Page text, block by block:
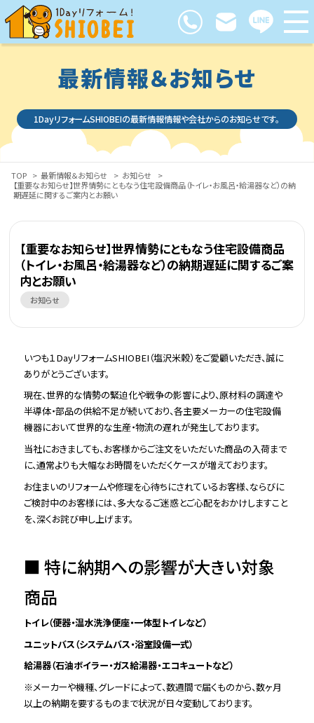
最新情報＆お知らせ
1DayリフォームSHIOBEIの最新情報情報や会社からのお知らせです。
TOP > 最新情報＆お知らせ > お知らせ
>
【重要なお知らせ】世界情勢にともなう住宅設備商品（トイレ・お風呂・給湯器など）の納
期遅延に関するご案内とお願い
【重要なお知らせ】世界情勢にともなう住宅設備商品
（トイレ・お風呂・給湯器など）の納期遅延に関するご案
内とお願い
お知らせ
いつも１DayリフォームSHIOBEI（塩沢米穀）をご愛顧いただき、誠に
ありがとうございます。
現在、世界的な情勢の緊迫化や戦争の影響により、原材料の調達や
半導体・部品の供給不足が続いており、各主要メーカーの住宅設備
機器において世界的な生産・物流の遅れが発生しております。
当社におきましても、お客様からご注文をいただいた商品の入荷まで
に、通常よりも大幅なお時間をいただくケースが増えております。
お住まいのリフォームや修理を心待ちにされているお客様、ならびに
ご検討中のお客様には、多大なるご迷惑とご心配をおかけしますこと
を、深くお詫び申し上げます。
■ 特に納期への影響が大きい対象
商品
トイレ（便器・温水洗浄便座・一体型トイレなど）
ユニットバス（システムバス・浴室設備一式）
給湯器（石油ボイラー・ガス給湯器・エコキュートなど）
※メーカーや機種、グレードによって、数週間で届くものから、数ヶ月
以上の納期を要するものまで状況が日々変動しております。